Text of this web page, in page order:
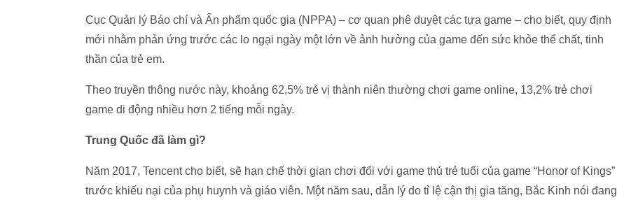
Cục Quản lý Báo chí và Ấn phẩm quốc gia (NPPA) – cơ quan phê duyệt các tựa game – cho biết, quy định
mới nhằm phản ứng trước các lo ngại ngày một lớn về ảnh hưởng của game đến sức khỏe thể chất, tinh
thần của trẻ em.
Theo truyền thông nước này, khoảng 62,5% trẻ vị thành niên thường chơi game online, 13,2% trẻ chơi
game di động nhiều hơn 2 tiếng mỗi ngày.
Trung Quốc đã làm gì?
Năm 2017, Tencent cho biết, sẽ hạn chế thời gian chơi đối với game thủ trẻ tuổi của game “Honor of Kings”
trước khiếu nại của phụ huynh và giáo viên. Một năm sau, dẫn lý do tỉ lệ cận thị gia tăng, Bắc Kinh nói đang